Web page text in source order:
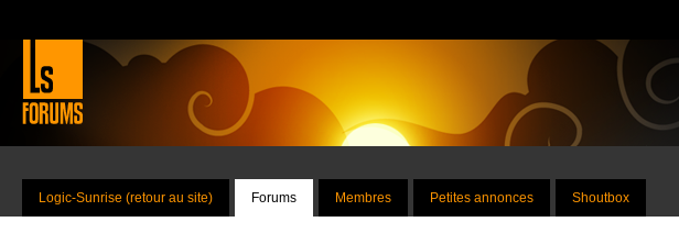
Logic-Sunrise (retour au site) Forums Membres Petites annonces Shoutbox